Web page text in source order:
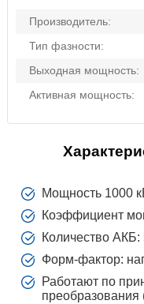
Производитель:
Тип фазности:
Выходная мощность:
Активная мощность:
Мощность 1000
Коэффициент
Количество АКБ:
Форм-фактор:
Работают по
преобразования